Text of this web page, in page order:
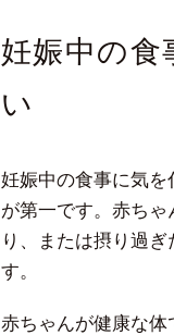
妊娠中の食
い
妊娠中の食事に気
が第一です。赤ち
り、または摂り過
す。
赤ちゃんが健康な